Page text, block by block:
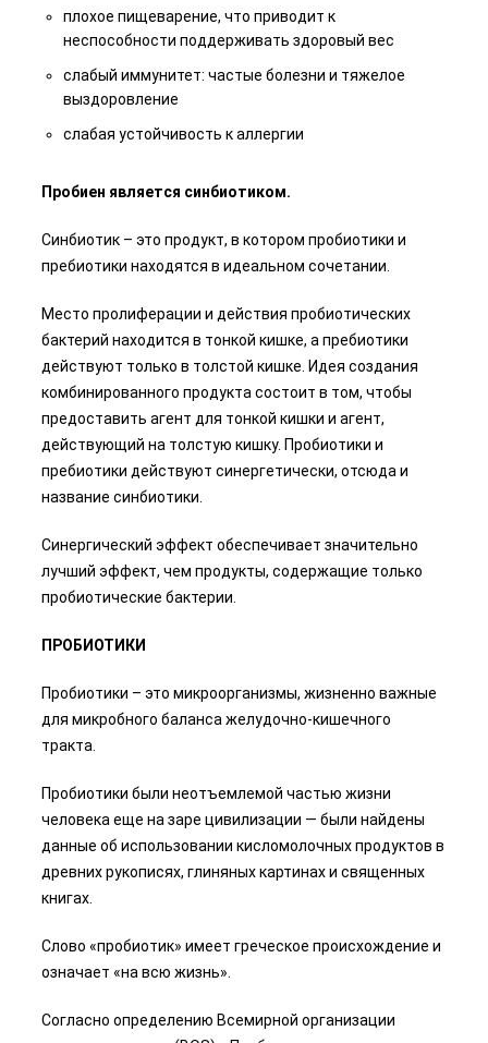
плохое пищеварение, что приводит к
неспособности поддерживать здоровый вес
слабый иммунитет: частые болезни и тяжелое
выздоровление
слабая устойчивость к аллергии
Пробиен является синбиотиком.
Синбиотик – это продукт, в котором пробиотики и
пребиотики находятся в идеальном сочетании.
Место пролиферации и действия пробиотических
бактерий находится в тонкой кишке, а пребиотики
действуют только в толстой кишке. Идея создания
комбинированного продукта состоит в том, чтобы
предоставить агент для тонкой кишки и агент,
действующий на толстую кишку. Пробиотики и
пребиотики действуют синергетически, отсюда и
название синбиотики.
Синергический эффект обеспечивает значительно
лучший эффект, чем продукты, содержащие только
пробиотические бактерии.
ПРОБИОТИКИ
Пробиотики – это микроорганизмы, жизненно важные
для микробного баланса желудочно-кишечного
тракта.
Пробиотики были неотъемлемой частью жизни
человека еще на заре цивилизации — были найдены
данные об использовании кисломолочных продуктов в
древних рукописях, глиняных картинах и священных
книгах.
Слово «пробиотик» имеет греческое происхождение и
означает «на всю жизнь».
Согласно определению Всемирной организации